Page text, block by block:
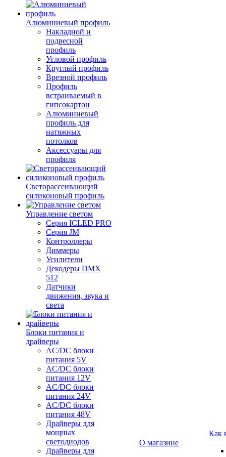
Алюминиевый профиль
Накладной и
подвесной
профиль
Угловой профиль
Круглый профиль
Врезной профиль
Профиль
встраиваемый в
гипсокартон
Алюминиевый
профиль для
натяжных
потолков
Аксессуары для
профиля
Светорассеивающий
силиконовый профиль
Управление светом
Серия ICLED PRO
Серия JM
Контроллеры
Диммеры
Усилители
Декодеры DMX
512
Датчики
движения, звука и
света
Блоки питания и
драйверы
AC/DC блоки
питания 5V
AC/DC блоки
питания 12V
AC/DC блоки
питания 24V
AC/DC блоки
питания 48V
Драйверы для
мощных
светодиодов
Драйверы для
О магазине
Как